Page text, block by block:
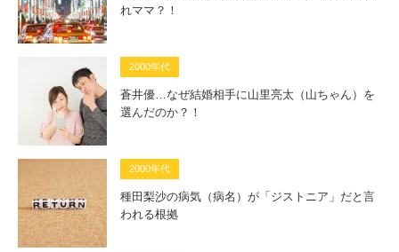
れママ？！
2000年代
蒼井優…なぜ結婚相手に山里亮太（山ちゃん）を
選んだのか？！
2000年代
種田梨沙の病気（病名）が「ジストニア」だと言
われる根拠